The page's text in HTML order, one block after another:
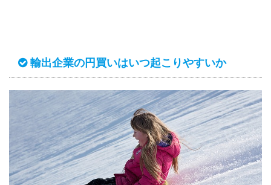
輸出企業の円買いはいつ起こりやすいか